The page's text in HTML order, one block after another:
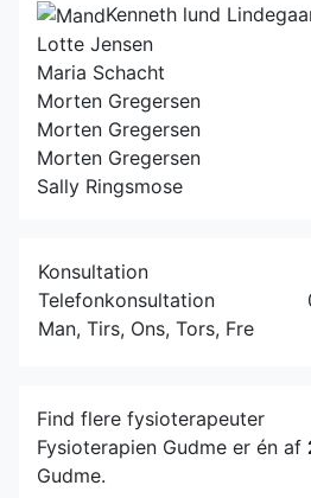
Kenneth lund
Lotte Jensen
Maria Schacht
Morten Gregersen
Morten Gregersen
Morten Gregersen
Sally Ringsmose
Konsultation
Telefonkonsultation
Man, Tirs, Ons, Tors, Fre
Find flere fysioterapeuter
Fysioterapien Gudme er én af
Gudme.